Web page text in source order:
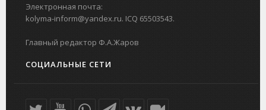
Электронная почта:
kolyma-inform@yandex.ru. ICQ 65503543.
Главный редактор Ф.А.Жаров
СОЦИАЛЬНЫЕ СЕТИ